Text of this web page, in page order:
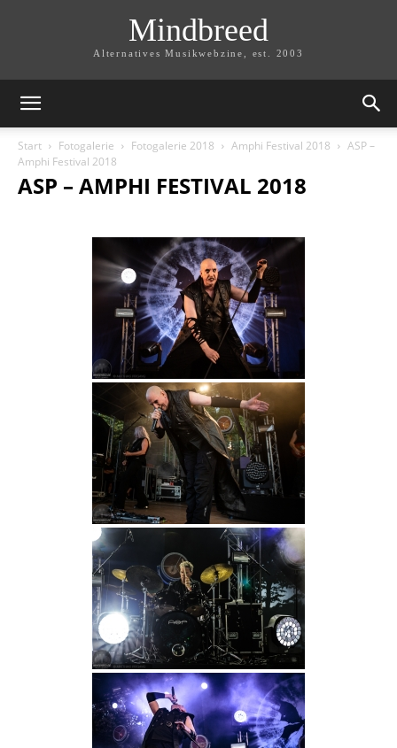
Mindbreed
Alternatives Musikwebzine, est. 2003
Start Fotogalerie Fotogalerie 2018 Amphi Festival 2018
ASP –
Amphi Festival 2018
ASP – AMPHI FESTIVAL 2018